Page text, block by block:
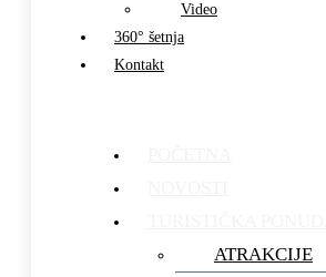
Video
360° šetnja
Kontakt
ATRAKCIJE